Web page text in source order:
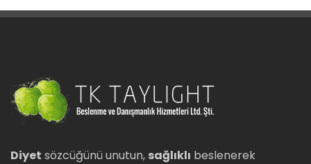
Diyet sözcüğünü unutun, sağlıklı beslenerek